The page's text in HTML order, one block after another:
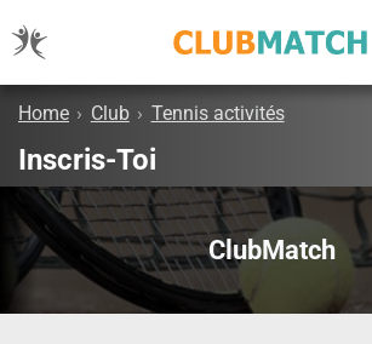
Home › Club › Tennis activités
Inscris-Toi
ClubMatch